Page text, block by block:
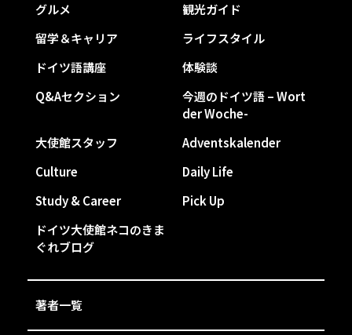
グルメ
観光ガイド
留学＆キャリア
ライフスタイル
ドイツ語講座
体験談
Q&Aセクション
今週のドイツ語 – Wort
der Woche-
大使館スタッフ
Adventskalender
Culture
Daily Life
Study & Career
Pick Up
ドイツ大使館ネコのきま
ぐれブログ
著者一覧